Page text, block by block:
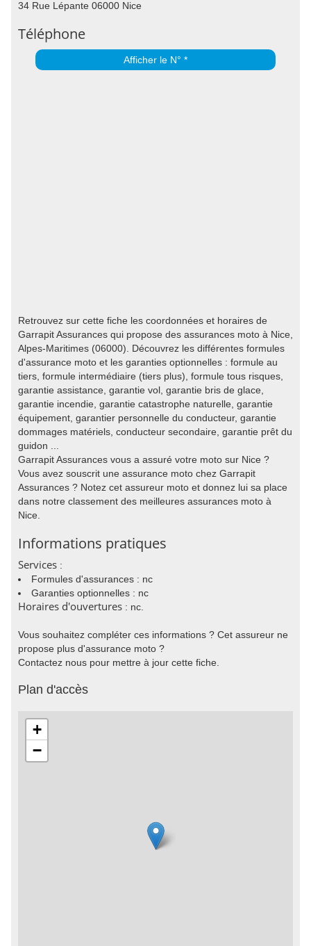
34 Rue Lépante 06000 Nice
Téléphone
Afficher le N° *
Retrouvez sur cette fiche les coordonnées et horaires de
Garrapit Assurances qui propose des assurances moto à Nice,
Alpes-Maritimes (06000). Découvrez les différentes formules
d'assurance moto et les garanties optionnelles : formule au
tiers, formule intermédiaire (tiers plus), formule tous risques,
garantie assistance, garantie vol, garantie bris de glace,
garantie incendie, garantie catastrophe naturelle, garantie
équipement, garantier personnelle du conducteur, garantie
dommages matériels, conducteur secondaire, garantie prêt du
guidon ...
Garrapit Assurances vous a assuré votre moto sur Nice ?
Vous avez souscrit une assurance moto chez Garrapit
Assurances ? Notez cet assureur moto et donnez lui sa place
dans notre classement des meilleures assurances moto à
Nice.
Informations pratiques
Services :
Formules d'assurances : nc
Garanties optionnelles : nc
Horaires d'ouvertures : nc.
Vous souhaitez compléter ces informations ? Cet assureur ne
propose plus d'assurance moto ?
Contactez nous pour mettre à jour cette fiche.
Plan d'accès
+
−